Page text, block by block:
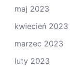
maj 2023
kwiecień 2023
marzec 2023
luty 2023